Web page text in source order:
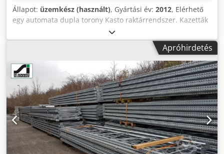
Állapot: üzemkész (használt), Gyártási év: 2012, Elérhető
egy automata dupla torony Kasto raktárrendszer. Kazetták
hasznos méretei X/Y/Z: 6500mm/840mm/440mm, kazetták
külső méretei X/Y/Z: 6620mm/976mm/485mm, C-profil
magasság: 245mm, maximális kazettaterhelés: 1000kg,
tárolóhelyek: 49, emelősebesség: 22m/perc, húzó- és
tolósebesség: 20m/perc, berendezés teljesítménye: 30
dupla ciklus/óra, teljes berendezés méretei X/Y/Z: kb.
7600mm/7250mm/7900mm. Dokumentáció rendelkezésre
áll. Helyszíni megtekintés lehetséges. Dksdpezd Eivofx
Amijr
Apróhirdetés